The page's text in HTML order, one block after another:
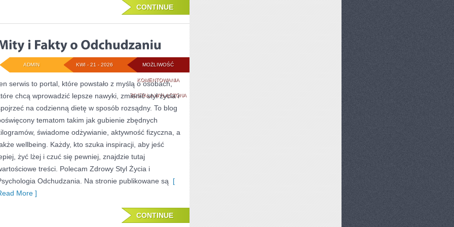
CONTINUE
MOŻLIWOŚĆ
KOMENTOWANIAMITY
I
FAKTY
ODCHUDZANIU
ZOSTAŁA WYŁĄCZONA
KWI - 21 - 2026
ADMIN
serwis to portal, które powstało z myślą o osobach,
chcą wprowadzić lepsze nawyki, zmienić styl życia i
na codzienną dietę w sposób rozsądny. To blog
tematom takim jak gubienie zbędnych
świadome odżywianie, aktywność fizyczna, a
wellbeing. Każdy, kto szuka inspiracji, aby jeść
żyć lżej i czuć się pewniej, znajdzie tutaj
treści. Polecam Zdrowy Styl Życia i
Odchudzania. Na stronie publikowane są [
More ]
CONTINUE